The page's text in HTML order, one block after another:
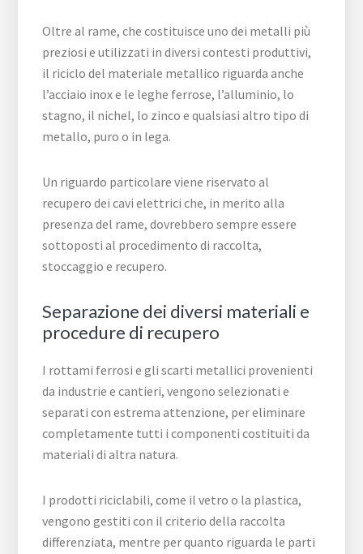
Oltre al rame, che costituisce uno dei metalli più
preziosi e utilizzati in diversi contesti produttivi,
il riciclo del materiale metallico riguarda anche
l’acciaio inox e le leghe ferrose, l’alluminio, lo
stagno, il nichel, lo zinco e qualsiasi altro tipo di
metallo, puro o in lega.
Un riguardo particolare viene riservato al
recupero dei cavi elettrici che, in merito alla
presenza del rame, dovrebbero sempre essere
sottoposti al procedimento di raccolta,
stoccaggio e recupero.
Separazione dei diversi materiali e
procedure di recupero
I rottami ferrosi e gli scarti metallici provenienti
da industrie e cantieri, vengono selezionati e
separati con estrema attenzione, per eliminare
completamente tutti i componenti costituiti da
materiali di altra natura.
I prodotti riciclabili, come il vetro o la plastica,
vengono gestiti con il criterio della raccolta
differenziata, mentre per quanto riguarda le parti